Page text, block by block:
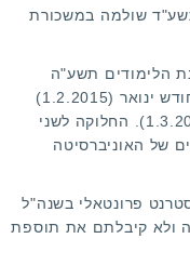
שולמה במשכורת
הלימודים תשע"ה
תשולם לחלק מעוזרי ההוראה במשכורת חודש ינואר (1.2.2015)
ולחלק השני במשכורת חודש פברואר (1.3.2015). החלוקה לשני
של האוניברסיטה
פרונטאלי בשנה"ל
ולא קיבלתם את תוספת